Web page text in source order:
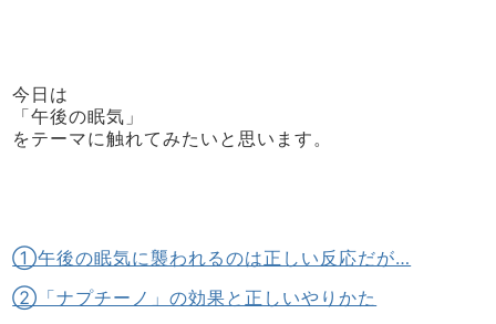
今日は
「午後の眠気」
をテーマに触れてみたいと思います。
①午後の眠気に襲われるのは正しい反応だが…
②「ナプチーノ」の効果と正しいやりかた